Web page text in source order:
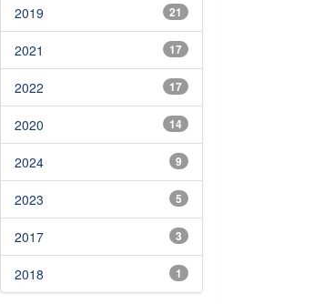
21
2019
17
2021
17
2022
14
2020
9
2024
5
2023
3
2017
1
2018